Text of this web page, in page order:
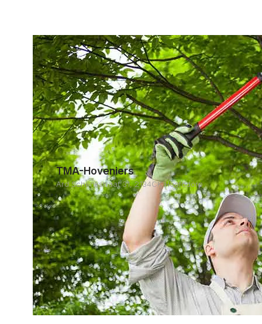
TMA-Hoveniers
Ard Schenkstraat 31, 2134CK Hoofddorp